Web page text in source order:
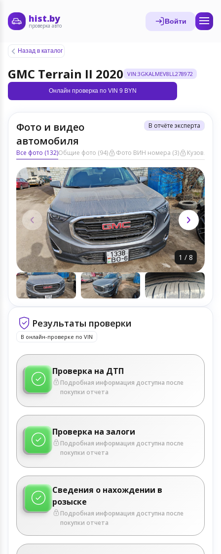
hist.by
проверка авто
Войти
Назад в каталог
GMC Terrain II 2020 VIN:3GKALMEV8LL278972
Онлайн проверка по VIN 9 BYN
Фото и видео
автомобиля
В отчёте эксперта
Все фото (132)Общие фото (94) Фото ВИН номера (3) Кузов ЛКП
1 / 8
Результаты проверки
В онлайн-проверке по VIN
Проверка на ДТП
Подробная информация доступна после
покупки отчета
Проверка на залоги
Подробная информация доступна после
покупки отчета
Сведения о нахождении в
розыске
Подробная информация доступна после
покупки отчета